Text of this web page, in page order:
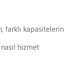
farklı kapasitelerin
hizmet